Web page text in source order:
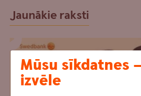
Jaunākie raksti
Mūsu sīkdatnes
izvēle